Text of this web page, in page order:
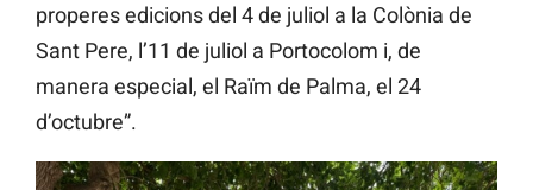
properes edicions del 4 de juliol a la Colònia de
Sant Pere, l’11 de juliol a Portocolom i, de
manera especial, el Raïm de Palma, el 24
d’octubre”.